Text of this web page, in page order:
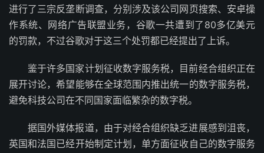
进行了三宗反垄断调查，分别涉及该公司网页搜索、安卓操
作系统、网络广告联盟业务，谷歌一共遭到了80多亿美元
的罚款，不过谷歌对于这三个处罚都已经提出了上诉。
鉴于许多国家计划征收数字服务税，目前经合组织正在
展开讨论，希望能够在全球范围内推出统一的数字服务税，
避免科技公司在不同国家面临繁杂的数字税。
据国外媒体报道，由于对经合组织缺乏进展感到沮丧，
英国和法国已经开始制定计划，单方面征收自己的数字服务